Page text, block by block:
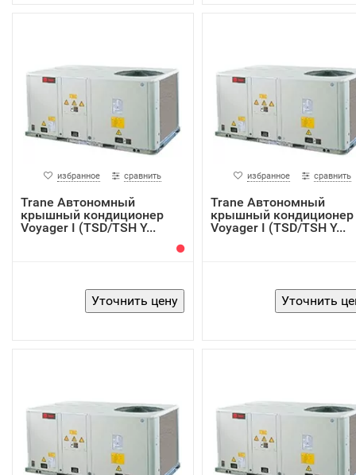
избранное сравнить
Trane Автономный
крышный кондиционер
Voyager I (TSD/TSH Y...
избранное сравнить
Trane Автономный
крышный кондиционер
Voyager I (TSD/TSH Y...